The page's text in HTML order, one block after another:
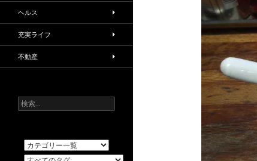
ヘルス
充実ライフ
不動産
検
索: